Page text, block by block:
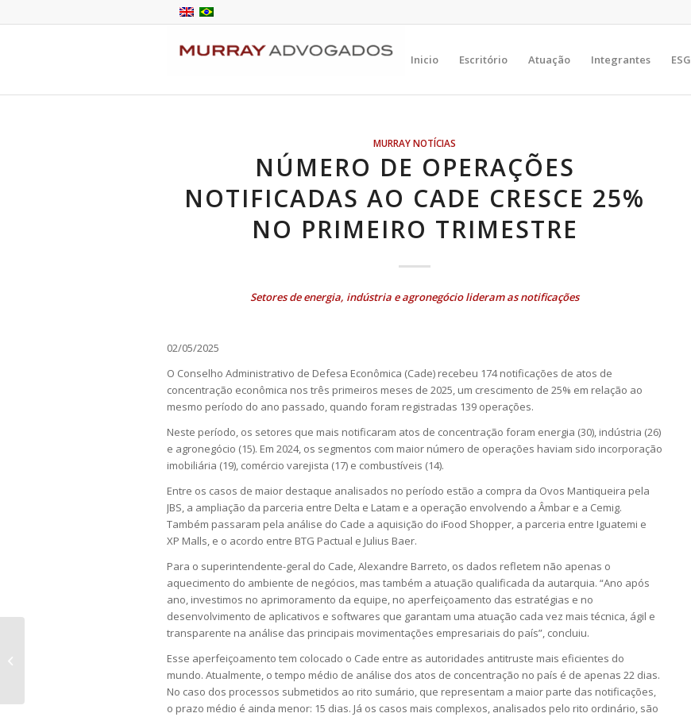
Inicio Escritório Atuação Integrantes ESG
MURRAY NOTÍCIAS
NÚMERO DE OPERAÇÕES
NOTIFICADAS AO CADE CRESCE 25%
NO PRIMEIRO TRIMESTRE
Setores de energia, indústria e agronegócio lideram as notificações
02/05/2025
O Conselho Administrativo de Defesa Econômica (Cade) recebeu 174 notificações de atos de
concentração econômica nos três primeiros meses de 2025, um crescimento de 25% em relação ao
mesmo período do ano passado, quando foram registradas 139 operações.
Neste período, os setores que mais notificaram atos de concentração foram energia (30), indústria (26)
e agronegócio (15). Em 2024, os segmentos com maior número de operações haviam sido incorporação
imobiliária (19), comércio varejista (17) e combustíveis (14).
Entre os casos de maior destaque analisados no período estão a compra da Ovos Mantiqueira pela
JBS, a ampliação da parceria entre Delta e Latam e a operação envolvendo a Âmbar e a Cemig.
Também passaram pela análise do Cade a aquisição do iFood Shopper, a parceria entre Iguatemi e
XP Malls, e o acordo entre BTG Pactual e Julius Baer.
Para o superintendente-geral do Cade, Alexandre Barreto, os dados refletem não apenas o
aquecimento do ambiente de negócios, mas também a atuação qualificada da autarquia. “Ano após
ano, investimos no aprimoramento da equipe, no aperfeiçoamento das estratégias e no
desenvolvimento de aplicativos e softwares que garantam uma atuação cada vez mais técnica, ágil e
transparente na análise das principais movimentações empresariais do país”, concluiu.
Esse aperfeiçoamento tem colocado o Cade entre as autoridades antitruste mais eficientes do
mundo. Atualmente, o tempo médio de análise dos atos de concentração no país é de apenas 22 dias.
No caso dos processos submetidos ao rito sumário, que representam a maior parte das notificações,
o prazo médio é ainda menor: 15 dias. Já os casos mais complexos, analisados pelo rito ordinário, são